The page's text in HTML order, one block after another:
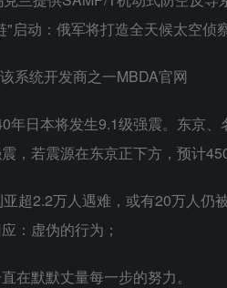
启动：俄军将打造全天候太空侦
系统开发商之一MBDA官网
年日本将发生9.1级强震。东京
，若震源在东京正下方，预计
超2.2万人遇难，或有20万人仍
：虚伪的行为；
在默默丈量每一步的努力。